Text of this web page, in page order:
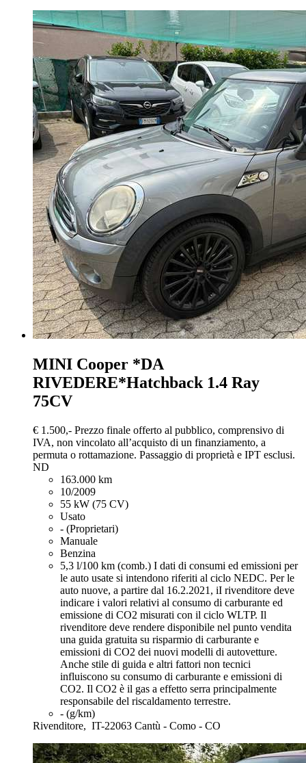
MINI Cooper *DA
RIVEDERE*Hatchback 1.4 Ray
75CV
€ 1.500,- Prezzo finale offerto al pubblico, comprensivo di
IVA, non vincolato all’acquisto di un finanziamento, a
permuta o rottamazione. Passaggio di proprietà e IPT esclusi.
ND
163.000 km
10/2009
55 kW (75 CV)
Usato
- (Proprietari)
Manuale
Benzina
5,3 l/100 km (comb.) I dati di consumi ed emissioni per
le auto usate si intendono riferiti al ciclo NEDC. Per le
auto nuove, a partire dal 16.2.2021, iI rivenditore deve
indicare i valori relativi al consumo di carburante ed
emissione di CO2 misurati con il ciclo WLTP. Il
rivenditore deve rendere disponibile nel punto vendita
una guida gratuita su risparmio di carburante e
emissioni di CO2 dei nuovi modelli di autovetture.
Anche stile di guida e altri fattori non tecnici
influiscono su consumo di carburante e emissioni di
CO2. Il CO2 è il gas a effetto serra principalmente
responsabile del riscaldamento terrestre.
- (g/km)
Rivenditore, IT-22063 Cantù - Como - CO